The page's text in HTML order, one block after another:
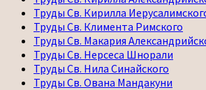
Труды Св. Кирилла
Труды Св. Климента Римского
Труды Св. Макария
Труды Св. Нерсеса Шнорали
Труды Св. Нила Синайского
Труды Св. Ована Мандакуни